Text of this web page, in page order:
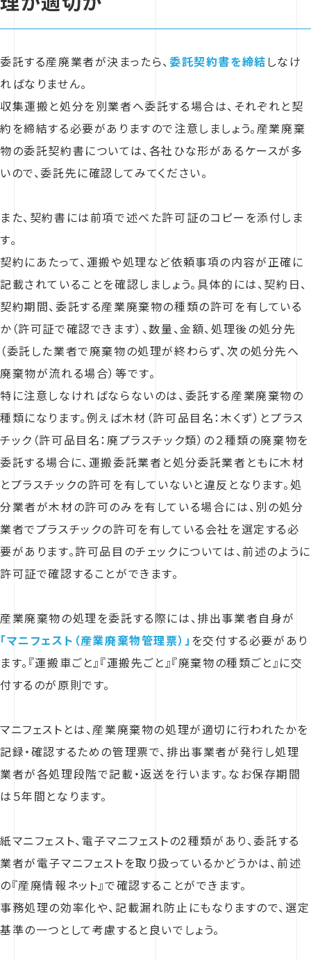
委託する産廃業者が決まったら、委託契約書を締結 しなけ
ればなりません。
収集運搬と処分を別業者へ委託する場合は、それぞれと契
約を締結する必要がありますので注意しましょう。産業廃棄
物の委託契約書については、各社ひな形があるケースが多
いので、委託先に確認してみてください。
また、契約書には前項で述べた許可証のコピーを添付しま
す。
契約にあたって、運搬や処理など依頼事項の内容が正確に
記載されていることを確認しましょう。具体的には、契約日、
契約期間、委託する産業廃棄物の種類の許可を有している
か（許可証で確認できます）、数量、金額、処理後の処分先
（委託した業者で廃棄物の処理が終わらず、次の処分先へ
廃棄物が流れる場合）等です。
特に注意しなければならないのは、委託する産業廃棄物の
種類になります。例えば木材（許可品目名：木くず）とプラス
チック（許可品目名：廃プラスチック類）の２種類の廃棄物を
委託する場合に、運搬委託業者と処分委託業者ともに木材
とプラスチックの許可を有していないと違反となります。処
分業者が木材の許可のみを有している場合には、別の処分
業者でプラスチックの許可を有している会社を選定する必
要があります。許可品目のチェックについては、前述のように
許可証で確認することができます。
産業廃棄物の処理を委託する際には、排出事業者自身が
「マニフェスト（産業廃棄物管理票）」 を交付する必要があり
ます。『運搬車ごと』『運搬先ごと』『廃棄物の種類ごと』に交
付するのが原則です。
マニフェストとは、産業廃棄物の処理が適切に行われたかを
記録・確認するための管理票で、排出事業者が発行し処理
業者が各処理段階で記載・返送を行います。なお保存期間
は５年間となります。
紙マニフェスト、電子マニフェストの2種類があり、委託する
業者が電子マニフェストを取り扱っているかどうかは、前述
の『産廃情報ネット』で確認することができます。
事務処理の効率化や、記載漏れ防止にもなりますので、選定
基準の一つとして考慮すると良いでしょう。